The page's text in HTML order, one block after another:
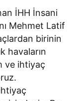
İHH İnsani
Mehmet Latif
birinin
havaların
ve ihtiyaç